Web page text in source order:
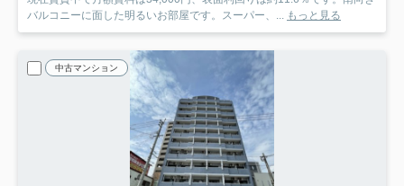
バルコニーに面した明るいお部屋です。スーパー、... もっと見る
中古マンション